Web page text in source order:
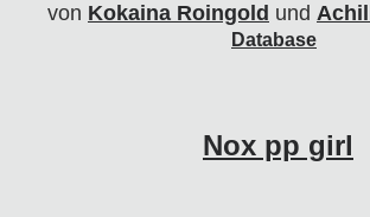
von Kokaina Roingold und
Database
Nox pp girl